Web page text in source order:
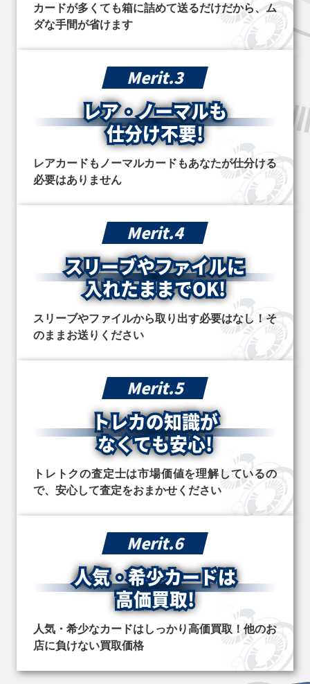
カードが多くても箱に詰めて送るだけだから、ム
ダな手間が省けます
Merit.3
レア・ノーマルも
仕分け不要!
レアカードもノーマルカードもあなたが仕分ける
必要はありません
Merit.4
スリーブやファイルに
入れたままでOK!
スリーブやファイルから取り出す必要はなし！そ
のままお送りください
Merit.5
トレカの知識が
なくても安心!
トレトクの査定士は市場価値を理解しているの
で、安心して査定をおまかせください
Merit.6
人気・希少カードは
高価買取!
人気・希少なカードはしっかり高価買取！他のお
店に負けない買取価格